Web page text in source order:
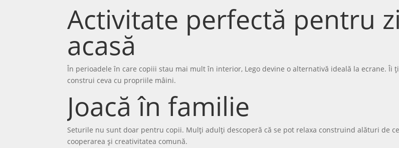
Activitate perfectă pentru
acasă
În perioadele în care copiii stau mai mult în interior, Lego devine o alternativă ideală la ecrane. Îi
construi ceva cu propriile mâini.
Joacă în familie
Seturile nu sunt doar pentru copii. Mulți adulți descoperă că se pot relaxa construind alături de
cooperarea și creativitatea comună.